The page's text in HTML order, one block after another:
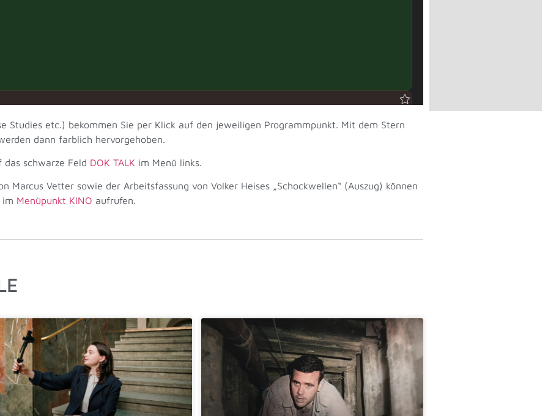
Tesla-Experiment
Studies etc.) bekommen Sie per Klick auf den jeweiligen Programmpunkt. Mit dem Stern
dann farblich hervorgehoben.
schwarze Feld DOK TALK im Menü links.
Marcus Vetter sowie der Arbeitsfassung von Volker Heises „Schockwellen“ (Auszug) können
im Menüpunkt KINO aufrufen.